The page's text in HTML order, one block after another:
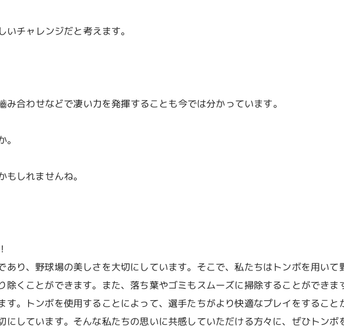
チャレンジだと考えます。
合わせなどで凄い力を発揮することも今では分かっています。
しれませんね。
あり、野球場の美しさを大切にしています。そこで、私たちはトンボを用い
除くことができます。また、落ち葉やゴミもスムーズに掃除することができ
す。トンボを使用することによって、選手たちがより快適なプレイをするこ
にしています。そんな私たちの思いに共感していただける方々に、ぜひトンボ